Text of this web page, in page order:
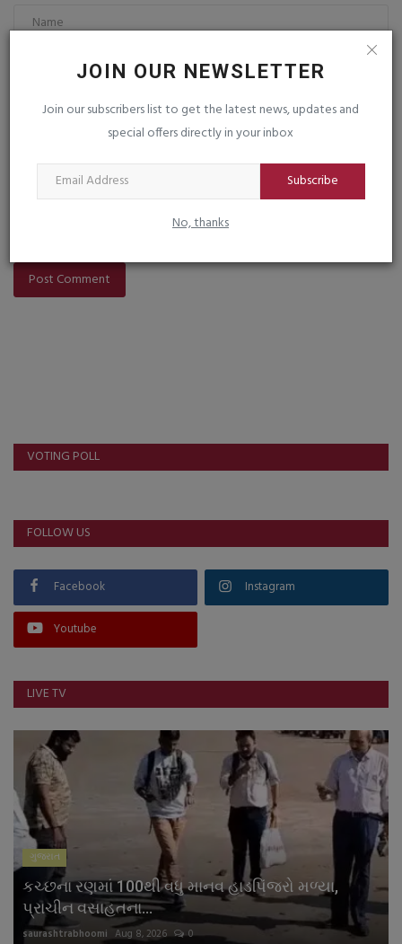
JOIN OUR NEWSLETTER
Join our subscribers list to get the latest news, updates and
special offers directly in your inbox
Subscribe
No, thanks
Post Comment
VOTING POLL
FOLLOW US
Facebook Instagram
Youtube
LIVE TV
ગુજરાત
કચ્છના રણમાં 100થી વધુ માનવ હાડપિંજરો મળ્યા,
પ્રાચીન વસાહતના...
saurashtrabhoomi Aug 8, 2026 0